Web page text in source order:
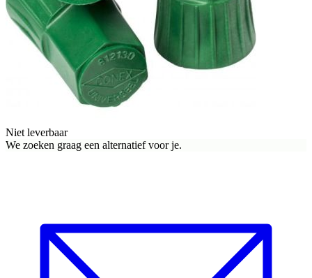
Niet leverbaar
We zoeken graag een alternatief voor je.